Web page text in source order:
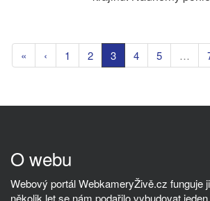
« ‹ 1 2 3 4 5 …
O webu
Webový portál WebkameryŽivě.cz funguje
několik let se nám podařilo vybudovat